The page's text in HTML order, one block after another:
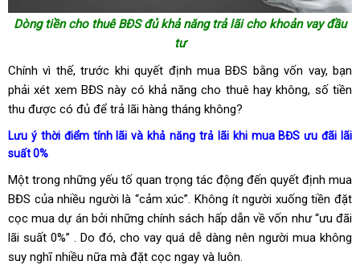
Dòng tiền cho thuê BĐS đủ khả năng trả lãi cho khoản vay đầu
tư
Chính vì thế, trước khi quyết định mua BĐS bằng vốn vay, bạn
phải xét xem BĐS này có khả năng cho thuê hay không, số tiền
thu được có đủ để trả lãi hàng tháng không?
Lưu ý thời điểm tính lãi và khả năng trả lãi khi mua BĐS ưu đãi lãi
suất 0%
Một trong những yếu tố quan trọng tác động đến quyết định mua
BĐS của nhiều người là “cảm xúc”. Không ít người xuống tiền đặt
cọc mua dự án bởi những chính sách hấp dẫn về vốn như “ưu đãi
lãi suất 0%” . Do đó, cho vay quá dễ dàng nên người mua không
suy nghĩ nhiều nữa mà đặt cọc ngay và luôn.